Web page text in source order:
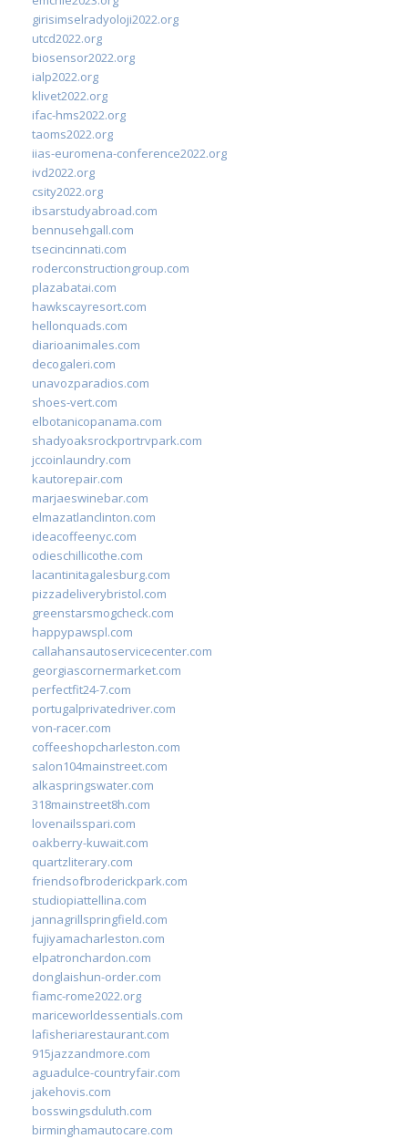
girisimselradyoloji2022.org
utcd2022.org
biosensor2022.org
ialp2022.org
klivet2022.org
ifac-hms2022.org
taoms2022.org
iias-euromena-conference2022.org
ivd2022.org
csity2022.org
ibsarstudyabroad.com
bennusehgall.com
tsecincinnati.com
roderconstructiongroup.com
plazabatai.com
hawkscayresort.com
hellonquads.com
diarioanimales.com
decogaleri.com
unavozparadios.com
shoes-vert.com
elbotanicopanama.com
shadyoaksrockportrvpark.com
jccoinlaundry.com
kautorepair.com
marjaeswinebar.com
elmazatlanclinton.com
ideacoffeenyc.com
odieschillicothe.com
lacantinitagalesburg.com
pizzadeliverybristol.com
greenstarsmogcheck.com
happypawspl.com
callahansautoservicecenter.com
georgiascornermarket.com
perfectfit24-7.com
portugalprivatedriver.com
von-racer.com
coffeeshopcharleston.com
salon104mainstreet.com
alkaspringswater.com
318mainstreet8h.com
lovenailsspari.com
oakberry-kuwait.com
quartzliterary.com
friendsofbroderickpark.com
studiopiattellina.com
jannagrillspringfield.com
fujiyamacharleston.com
elpatronchardon.com
donglaishun-order.com
fiamc-rome2022.org
mariceworldessentials.com
lafisheriarestaurant.com
915jazzandmore.com
aguadulce-countryfair.com
jakehovis.com
bosswingsduluth.com
birminghamautocare.com